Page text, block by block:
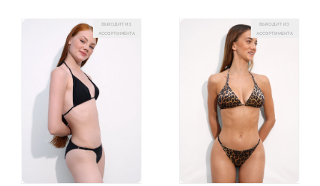
ВЫХОДИТ ИЗ
АССОРТИМЕНТА
ВЫХОДИТ ИЗ
АССОРТИМЕНТА